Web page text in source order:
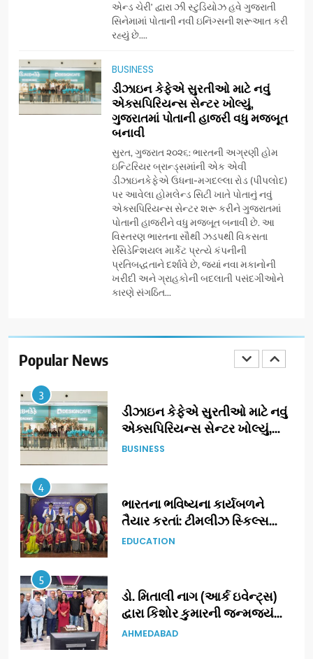
એન્ડ ચેરી’ દ્વારા ઝી સ્ટુડિયોઝ હવે ગુજરાતી
સિનેમામાં પોતાની નવી ઇનિંગ્સની શરૂઆત કરી
રહ્યું છે....
BUSINESS
ડીઝાઇન કેફેએ સુરતીઓ માટે નવું
એક્સપિરિયન્સ સેન્ટર ખોલ્યું,
ગુજરાતમાં પોતાની હાજરી વધુ મજબૂત
બનાવી
સુરત, ગુજરાત ૨૦૨૬: ભારતની અગ્રણી હોમ
ઇન્ટિરિયર બ્રાન્ડ્સમાંની એક એવી
ડીઝાઇનકેફેએ ઉધના-મગદલ્લા રોડ (પીપલોદ)
પર આવેલા હોમલેન્ડ સિટી ખાતે પોતાનું નવું
એક્સપિરિયન્સ સેન્ટર શરૂ કરીને ગુજરાતમાં
પોતાની હાજરીને વધુ મજબૂત બનાવી છે. આ
વિસ્તરણ ભારતના સૌથી ઝડપથી વિકસતા
રેસિડેન્શિયલ માર્કેટ પ્રત્યે કંપનીની
પ્રતિબદ્ધતાને દર્શાવે છે, જ્યાં નવા મકાનોની
ખરીદી અને ગ્રાહકોની બદલાતી પસંદગીઓને
કારણે સંગઠિત...
Popular News
અમદાવાદમાં યોજાયેલા ‘ઓકલ્ટ
ટેરોટ રીડર પુનિતજી લુલ્લા એ ટેરોટ
કાર્ડ રીડિંગ અંગે માહિતી આપી
AHMEDABAD
8
ગ્લોબલ એક્સેલન્સ ફોરમ દ્વારા
નેશનલ લીડરશિપ કોન્કલેવ તથા
ભારત સમ્માન ૨૦૨૬નો ભવ્ય અને
પ્રતિષ્ઠિત કાર્યક્રમ નવી દિલ્હીમાં
સફળતાપૂર્વક યોજાયો
BUSINESS
ગેટ સેટ ગો રિવ્યુ: ગુજરાતી
સિનેમામાં એક્શન અને રોમાંચનો
એક તદ્દન નવો અને અનોખો
અંદાજ
ENTERTAINMENT
ગ્રાન્ડ એન્ટ્રી: સિદ્ધાર્થ રાંદેરિયાની
‘ટોમ એન્ડ ચેરી’ સાથે નવા યુગની
3
ડીઝાઇન કેફેએ સુરતીઓ માટે નવું
એક્સપિરિયન્સ સેન્ટર ખોલ્યું,
ગુજરાતમાં પોતાની હાજરી વધુ
BUSINESS
4
ભારતના ભવિષ્યના કાર્યબળને
તૈયાર કરતાં: ટીમલીઝ સ્કિલ્સ
યુનિવર્સિટીએ 65 સ્નાતકોને ડિગ્રી
EDUCATION
5
ડો. મિતાલી નાગ (આર્ક ઇવેન્ટ્સ)
દ્વારા કિશોર કુમારની જન્મજયંતિ
નિમિત્તે સંગીતમય શ્રદ્ધાંજલિ
AHMEDABAD